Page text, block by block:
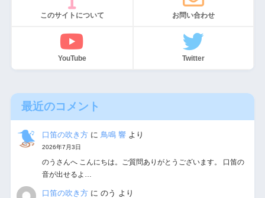
このサイトについて お問い合わせ
YouTube Twitter
最近のコメント
口笛の吹き方 に鳥鳴 響 より
2026年7月3日
のうさんへ こんにちは。ご質問ありがとうございます。 口笛の
音が出せるよ…
口笛の吹き方 にのう より